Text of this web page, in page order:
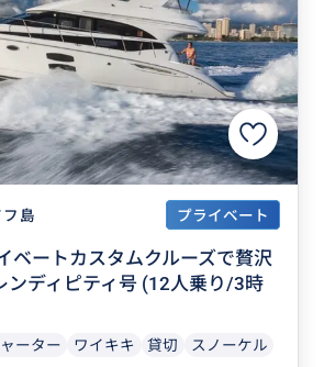
島 プライベート
ベートカスタムクルーズで贅沢
ディピティ号 (12人乗り/3時
ーター ワイキキ 貸切 スノーケル